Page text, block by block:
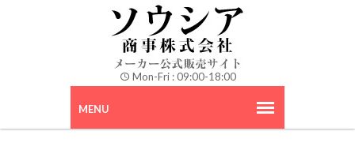
Mon-Fri : 09:00-18:00